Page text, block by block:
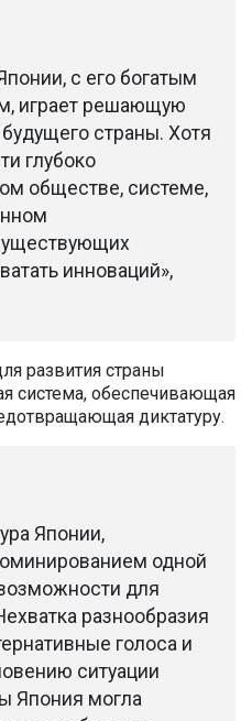
с его богатым
играет решающую
страны. Хотя
глубоко
обществе, системе,
инноваций»,
развития страны
система, обеспечивающая
диктатуру.
Японии,
одной
для
разнообразия
голоса и
ситуации
Япония могла